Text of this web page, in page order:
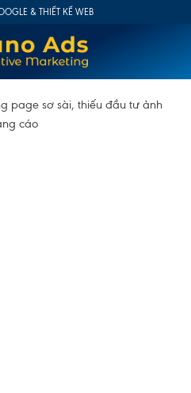
& THIẾT KẾ WEB
page sơ sài, thiếu đầu tư ảnh
cáo